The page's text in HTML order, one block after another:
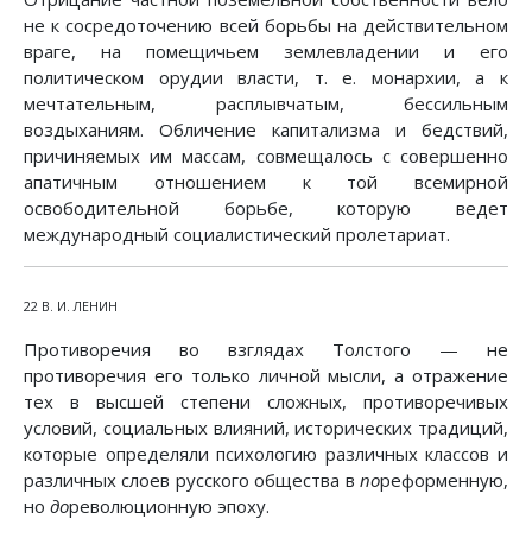
не к сосредоточению всей борьбы на действительном
враге, на помещичьем землевладении и его
политическом орудии власти, т. е. монархии, а к
мечтательным, расплывчатым, бессильным
воздыханиям. Обличение капитализма и бедствий,
причиняемых им массам, совмещалось с совершенно
апатичным отношением к той всемирной
освободительной борьбе, которую ведет
международный социалистический пролетариат.
22 В. И. ЛЕНИН
Противоречия во взглядах Толстого — не
противоречия его только личной мысли, а отражение
тех в высшей степени сложных, противоречивых
условий, социальных влияний, исторических традиций,
которые определяли психологию различных классов и
различных слоев русского общества в пореформенную,
но дореволюционную эпоху.